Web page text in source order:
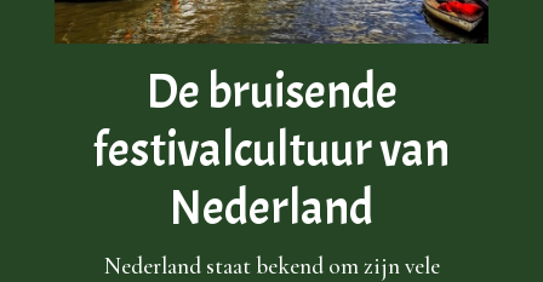
De bruisende
festivalcultuur van
Nederland
Nederland staat bekend om zijn vele